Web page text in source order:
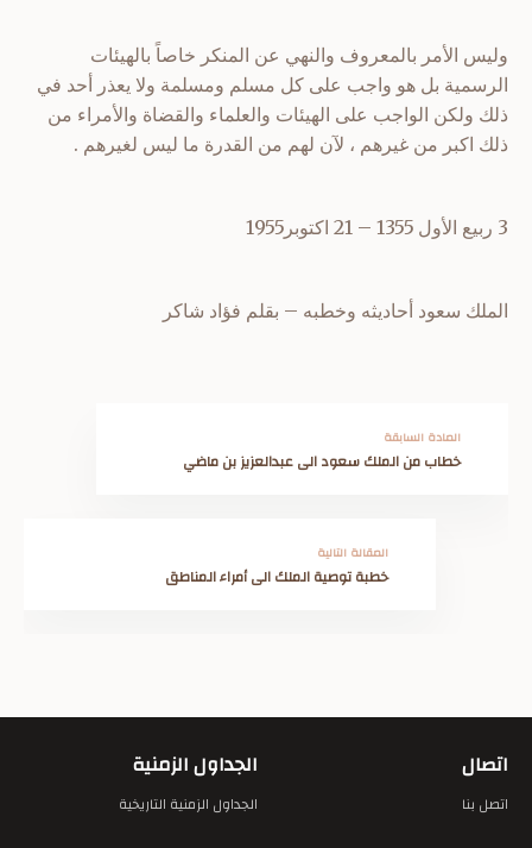
وليس الأمر بالمعروف والنهي عن المنكر خاصاً بالهيئات
الرسمية بل هو واجب على كل مسلم ومسلمة ولا يعذر أحد في
ذلك ولكن الواجب على الهيئات والعلماء والقضاة والأمراء من
ذلك اكبر من غيرهم ، لآن لهم من القدرة ما ليس لغيرهم .
3 ربيع الأول 1355 – 21 اكتوبر1955
الملك سعود أحاديثه وخطبه – بقلم فؤاد شاكر
المادة السابقة
خطاب من الملك سعود الى عبدالعزيز بن ماضي
المقالة التالية
خطبة توصية الملك الى أمراء المناطق
اتصال
اتصل بنا
الجداول الزمنية
الجداول الزمنية التاريخية